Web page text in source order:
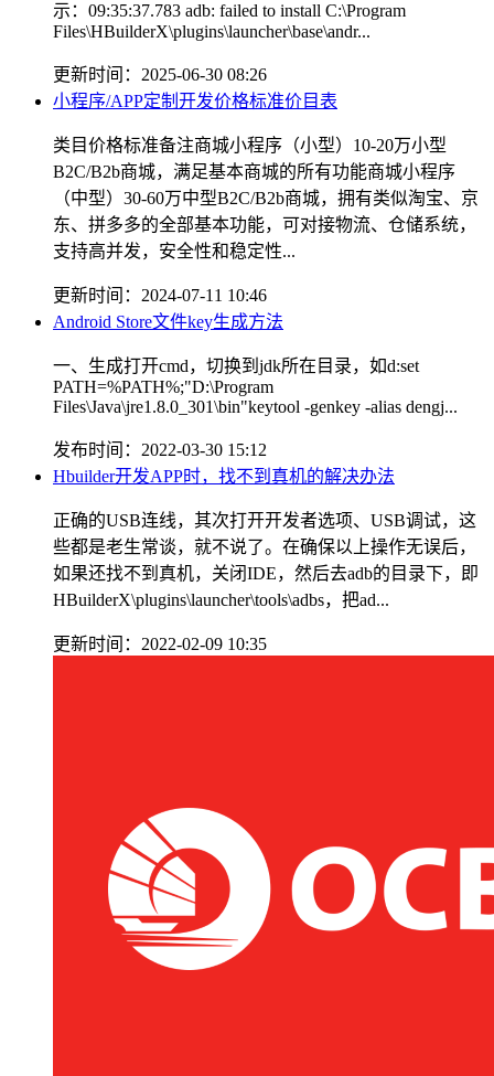
示：09:35:37.783 adb: failed to install C:\Program
Files\HBuilderX\plugins\launcher\base\andr...
更新时间：2025-06-30 08:26
小程序/APP定制开发价格标准价目表
类目价格标准备注商城小程序（小型）10-20万小型
B2C/B2b商城，满足基本商城的所有功能商城小程序
（中型）30-60万中型B2C/B2b商城，拥有类似淘宝、京
东、拼多多的全部基本功能，可对接物流、仓储系统，
支持高并发，安全性和稳定性...
更新时间：2024-07-11 10:46
Android Store文件key生成方法
一、生成打开cmd，切换到jdk所在目录，如d:set
PATH=%PATH%;"D:\Program
Files\Java\jre1.8.0_301\bin"keytool -genkey -alias dengj...
发布时间：2022-03-30 15:12
Hbuilder开发APP时，找不到真机的解决办法
正确的USB连线，其次打开开发者选项、USB调试，这
些都是老生常谈，就不说了。在确保以上操作无误后，
如果还找不到真机，关闭IDE，然后去adb的目录下，即
HBuilderX\plugins\launcher\tools\adbs，把ad...
更新时间：2022-02-09 10:35